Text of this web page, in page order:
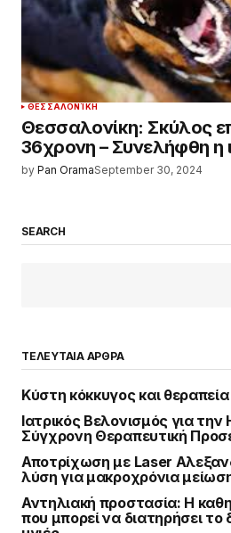
ΘΕΣΣΑΛΟΝΊΚΗ
Θεσσαλονίκη: Σκύλος
36χρονη – Συνελήφθη η
by Pan OramaSeptember 30, 2024
SEARCH
ΤΕΛΕΥΤΑΙΑ ΑΡΘΡΑ
Κύστη κόκκυγος και θεραπεία
Ιατρικός Βελονισμός για την
Σύγχρονη Θεραπευτική
Αποτρίχωση με Laser
λύση για μακροχρόνια
Αντηλιακή προστασία: Η
που μπορεί να διατηρήσει το